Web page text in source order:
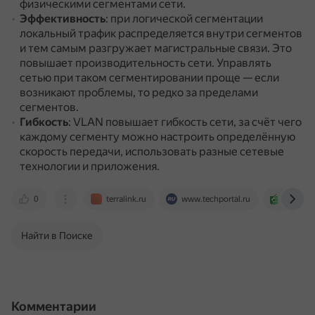
физическими сегментами сети.
Эффективность: при логической сегментации
локальный трафик распределяется внутри сегментов
и тем самым разгружает магистральные связи. Это
повышает производительность сети. Управлять
сетью при таком сегментировании проще — если
возникают проблемы, то редко за пределами
сегментов.
Гибкость: VLAN повышает гибкость сети, за счёт чего
каждому сегменту можно настроить определённую
скорость передачи, использовать разные сетевые
технологии и приложения.
0 terralink.ru www.techportal.ru
Найти в Поиске
Комментарии